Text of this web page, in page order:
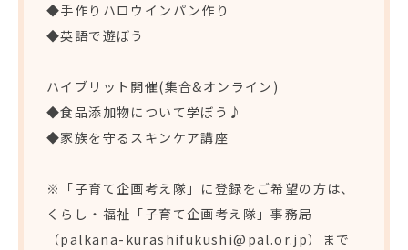
◆手作りハロウインパン作り
◆英語で遊ぼう
ハイブリット開催(集合&オンライン)
◆食品添加物について学ぼう♪
◆家族を守るスキンケア講座
※「子育て企画考え隊」に登録をご希望の方は、
くらし・福祉「子育て企画考え隊」事務局
（palkana-kurashifukushi@pal.or.jp）まで